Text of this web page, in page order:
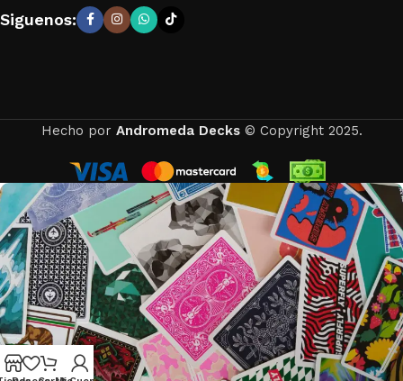
Siguenos:
Hecho por Andromeda Decks© Copyright 2025.